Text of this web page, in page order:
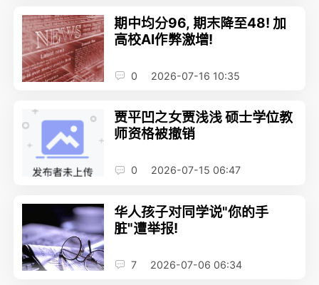
期中均分96, 期末降至48! 加
高校AI作弊激增!
0 2026-07-16 10:35
贾平凹之女贾浅浅 硕士学位教
师资格被撤销
0 2026-07-15 06:47
华人孩子对同学说"你的手
脏"遭举报!
7 2026-07-06 06:34